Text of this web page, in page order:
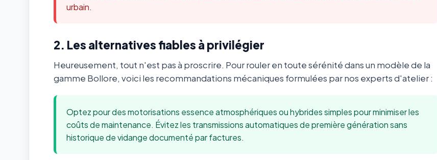
urbain.
2. Les alternatives fiables à privilégier
Heureusement, tout n'est pas à proscrire. Pour rouler en toute sérénité dans un modèle de la
gamme Bollore, voici les recommandations mécaniques formulées par nos experts d'atelier :
Optez pour des motorisations essence atmosphériques ou hybrides simples pour minimiser les
coûts de maintenance. Évitez les transmissions automatiques de première génération sans
historique de vidange documenté par factures.